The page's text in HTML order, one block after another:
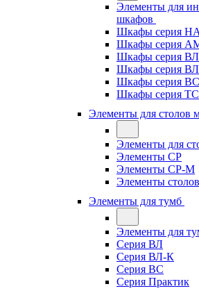
Элементы для
шкафов
Шкафы серия
Шкафы серия
Шкафы серия ВЛ
Шкафы серия
Шкафы серия ВС
Шкафы серия ТС
Элементы для столов
Элементы для
Элементы СР
Элементы СР-М
Элементы
Элементы для тумб
Элементы для
Серия ВЛ
Серия ВЛ-К
Серия ВС
Серия Практик